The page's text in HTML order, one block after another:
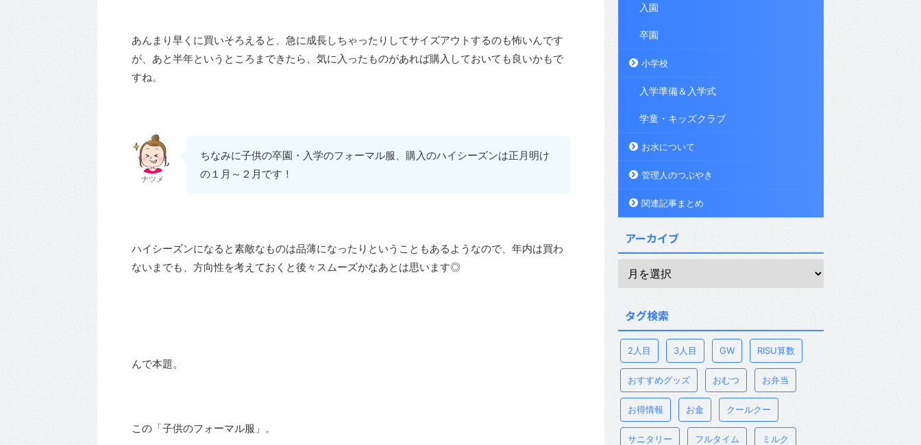
あんまり早くに買いそろえると、急に成長しちゃったりしてサイズアウトするのも怖いんです
が、あと半年というところまできたら、気に入ったものがあれば購入しておいても良いかもで
すね。
ナツメ
ちなみに子供の卒園・入学のフォーマル服、購入のハイシーズンは正月明け
の１月～２月です！
ハイシーズンになると素敵なものは品薄になったりということもあるようなので、年内は買わ
ないまでも、方向性を考えておくと後々スムーズかなあとは思います◎
んで本題。
この「子供のフォーマル服」。
入園
卒園
小学校
入学準備＆入学式
学童・キッズクラブ
お水について
管理人のつぶやき
関連記事まとめ
アーカイブ
タグ検索
2人目 3人目 GW RISU算数
おすすめグッズ おむつ お弁当
お得情報 お金 クールクー
サニタリー フルタイム ミルク